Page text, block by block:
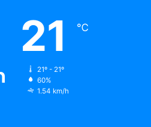
21 ℃
21º - 21º
60%
1.54 km/h